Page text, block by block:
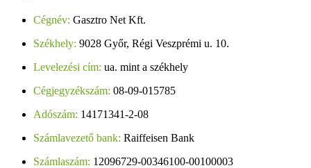
Cégnév: Gasztro Net Kft.
Székhely: 9028 Győr, Régi Veszprémi u. 10.
Levelezési cím: ua. mint a székhely
Cégjegyzékszám: 08-09-015785
Adószám: 14171341-2-08
Számlavezető bank: Raiffeisen Bank
Számlaszám: 12096729-00346100-00100003